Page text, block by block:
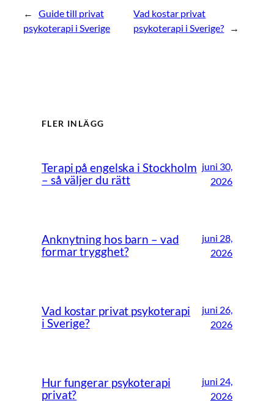
←
Guide till privat
psykoterapi i Sverige
Vad kostar privat
psykoterapi i Sverige?
→
FLER INLÄGG
Terapi på engelska i Stockholm
– så väljer du rätt
juni 30,
2026
Anknytning hos barn – vad
formar trygghet?
juni 28,
2026
Vad kostar privat psykoterapi
i Sverige?
juni 26,
2026
Hur fungerar psykoterapi
privat?
juni 24,
2026